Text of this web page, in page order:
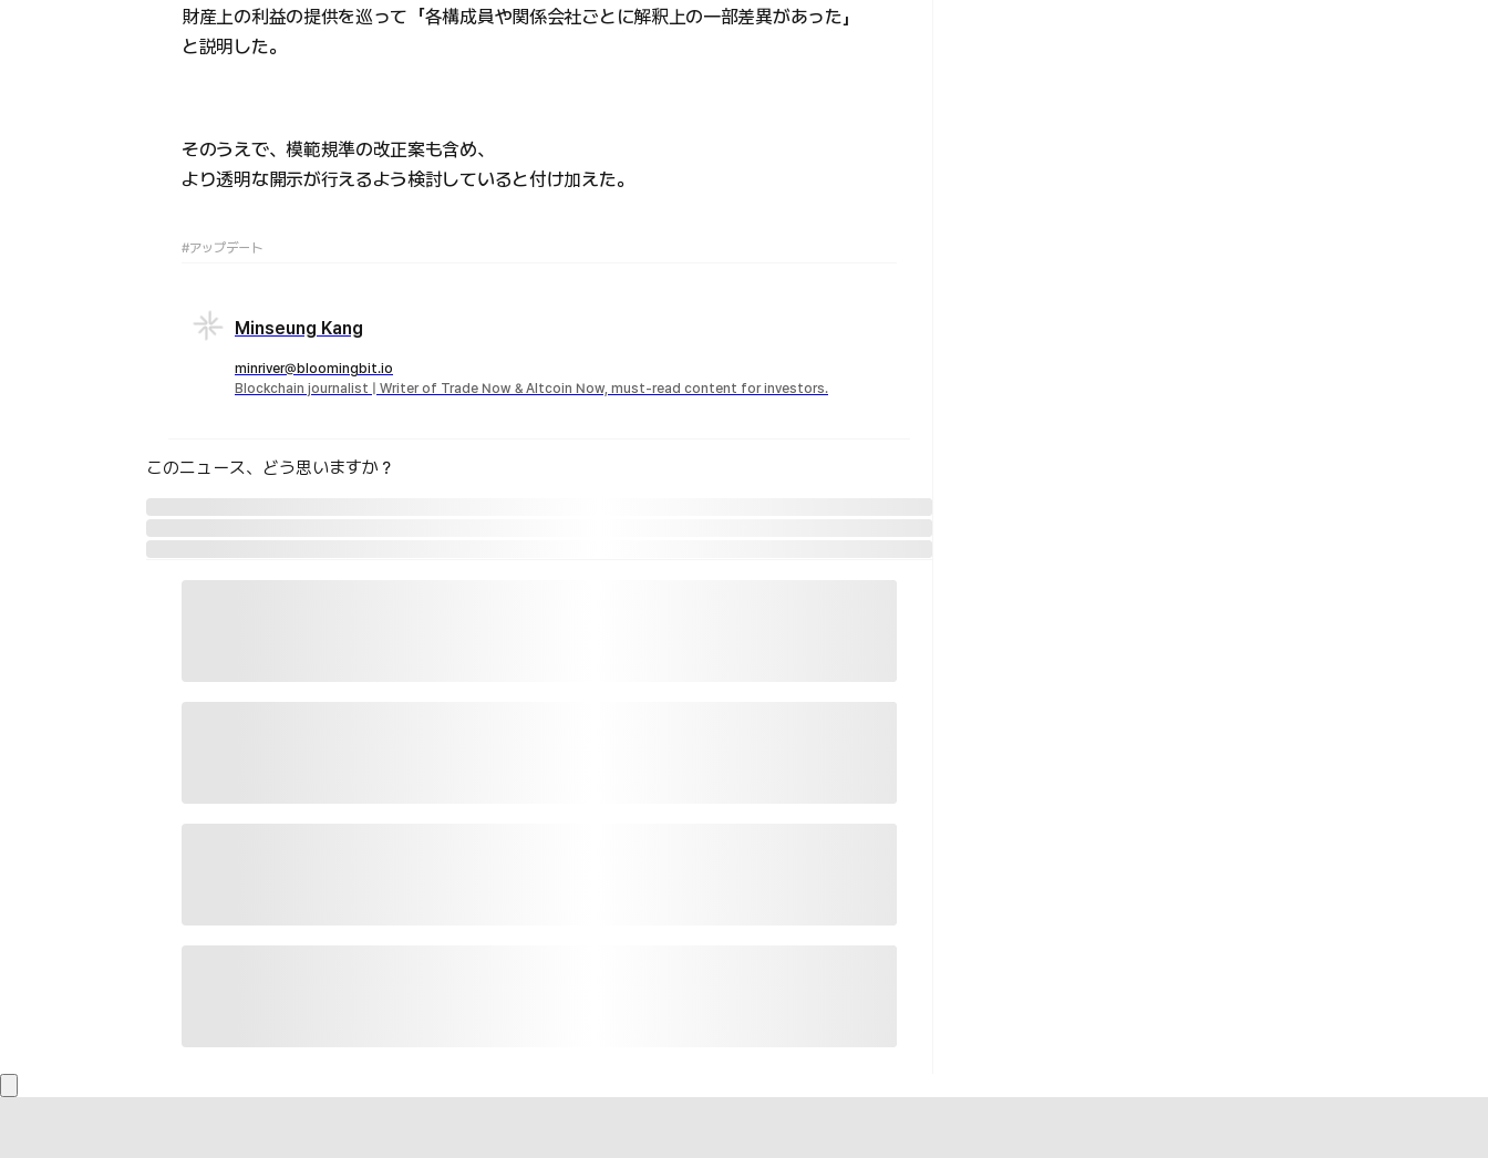
財産上の利益の提供を巡って「各構成員や関係会社ごとに解釈上の一部差異があった」
と説明した。
そのうえで、模範規準の改正案も含め、
より透明な開示が行えるよう検討していると付け加えた。
#アップデート
Minseung Kang
minriver@bloomingbit.io
Blockchain journalist | Writer of Trade Now & Altcoin Now, must-read content for investors.
このニュース、どう思いますか？